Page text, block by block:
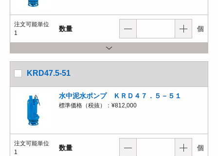
注文可能単位
1
数量 個
KRD47.5-51
水中泥水ポンプ ＫＲＤ４７．５－５１
標準価格（税抜）： ¥812,000
注文可能単位
1
数量 個